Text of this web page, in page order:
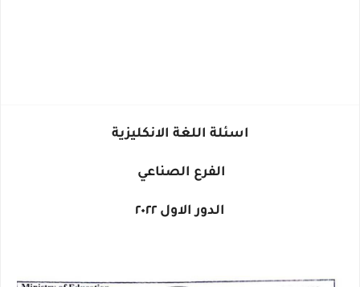
اسئلة اللغة الانكليزية
الفرع الصناعي
الدور الاول ٢٠٢٢